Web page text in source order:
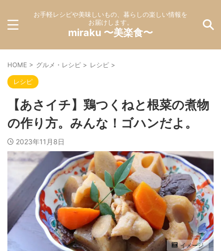
お手軽レシピや美味しいもの、暮らしの楽しい情報を
お届けします。
miraku 〜美楽食〜
HOME > グルメ・レシピ > レシピ >
レシピ
【あさイチ】鶏つくねと根菜の煮物
の作り方。みんな！ゴハンだよ。
2023年11月8日
イメージ